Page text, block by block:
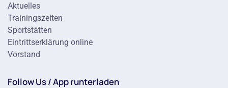
Aktuelles
Trainingszeiten
Sportstätten
Eintrittserklärung online
Vorstand
Follow Us / App runterladen